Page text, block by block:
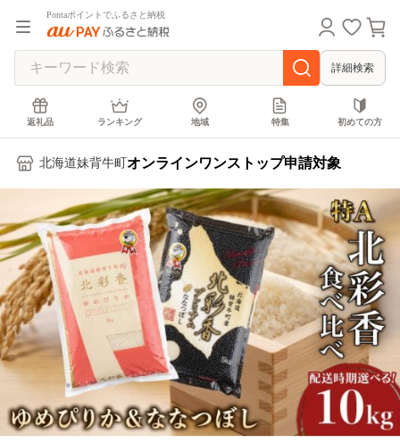
Pontaポイントでふるさと納税
詳細検索
返礼品 ランキング 地域 特集 初めての方
北海道妹背牛町 オンラインワンストップ申請対象